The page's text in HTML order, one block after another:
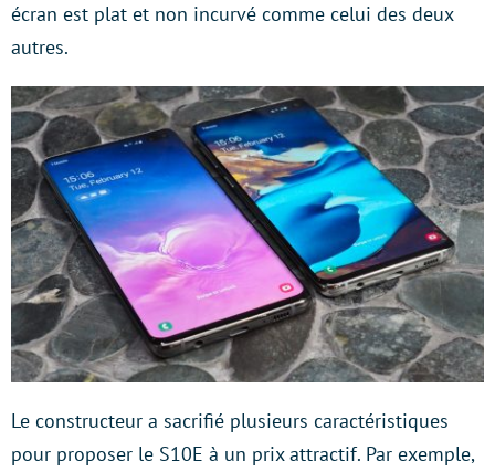
écran est plat et non incurvé comme celui des deux
autres.
Le constructeur a sacrifié plusieurs caractéristiques
pour proposer le S10E à un prix attractif. Par exemple,